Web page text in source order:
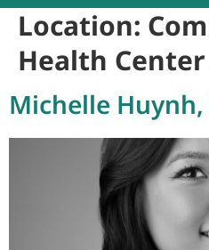
Location:
Health
Michelle Huynh,